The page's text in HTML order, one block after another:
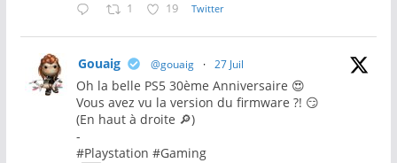
1 19 Twitter
Gouaig @gouaig · 27 Juil
Oh la belle PS5 30ème Anniversaire 😍
Vous avez vu la version du firmware ?! 😏
(En haut à droite 🔎)
-
#Playstation #Gaming